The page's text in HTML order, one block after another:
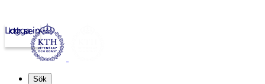
kth.se
Logga in
Sök